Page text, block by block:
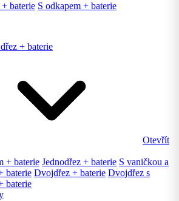
baterie S odkapem + baterie
+ baterie
Otevřít
+ baterie Jednodřez + baterie S vaničkou a
baterie Dvojdřez + baterie Dvojdřez s
baterie